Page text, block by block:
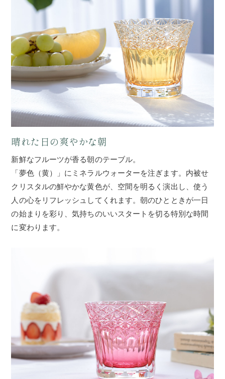
晴れた日の爽やかな朝
新鮮なフルーツが香る朝のテーブル。
「夢色（黄）」にミネラルウォーターを注ぎます。内被せ
クリスタルの鮮やかな黄色が、空間を明るく演出し、使う
人の心をリフレッシュしてくれます。朝のひとときが一日
の始まりを彩り、気持ちのいいスタートを切る特別な時間
に変わります。